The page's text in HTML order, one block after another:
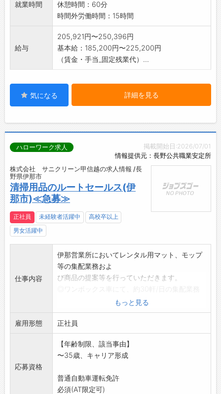
就業時間
休憩時間：60分
時間外労働時間：15時間
給与
205,921円〜250,396円
基本給：185,200円〜225,200円
（賃金・手当_固定残業代）...
気になる 詳細を見る
掲載開始日:2026/07/01
情報提供元：長野公共職業安定所
ハローワーク求人
株式会社 サニクリーン甲信越の求人情報 /長
野県伊那市
清掃用品のルートセールス(伊
那市)≪急募≫
正社員 未経験者活躍中
高校卒以上
男女活躍中
仕事内容
伊那営業所においてレンタル用マット、モップ
等の集配業務およ
び商品の提案等を行っていただきます。
※引継ぎ、OJT研修のため、1ヶ月間社員が同乗
します。
◎顧客先は法人のみ
◎担当エリアは伊那市近郊の顧客
◎入社後、勉強会や研修を経てから、新規獲得
にもチャレンジ!
【変更の範囲:変更なし】
もっと見る
雇用形態 正社員
応募資格
【年齢制限、該当事由】
〜35歳、キャリア形成
普通自動車運転免許
必須(AT限定可)